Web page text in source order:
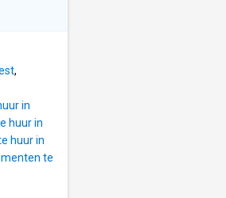
,
in
huur in
huur in
te